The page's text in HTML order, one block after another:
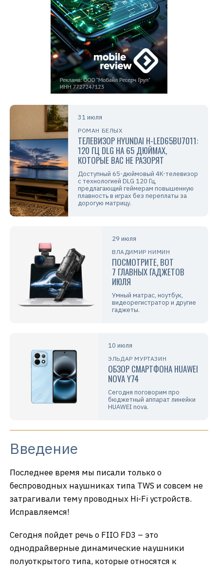
31 июля
РОМАН БЕЛЫХ
ТЕЛЕВИЗОР HYUNDAI H-LED65BU7011:
120 ГЦ DLG НА 65 ДЮЙМАХ,
КОТОРЫЕ ВАС НЕ РАЗОРЯТ
Доступный 65-дюймовый 4K-телевизор
с технологией DLG 120 Гц,
предлагающий геймерам повышенную
плавность в играх без переплаты за
дорогую матрицу.
29 июля
ВЛАДИМИР НИМИН
ПОСМОТРИТЕ, ВОТ
7 ГЛАВНЫХ ГАДЖЕТОВ
ИЮЛЯ
Умный матрас, ноутбук,
видеорегистратор и другие
гаджеты.
10 июля
ЭЛЬДАР МУРТАЗИН
ОБЗОР СМАРТФОНА HUAWEI
NOVA Y74
Сегодня поговорим про
бюджетный аппарат линейки
HUAWEI nova.
Введение
Последнее время мы писали только о
беспроводных наушниках типа TWS и совсем не
затрагивали тему проводных Hi-Fi устройств.
Исправляемся!
Сегодня пойдет речь о FIIO FD3 – это
однодрайверные динамические наушники
полуоткрытого типа, которые относятся к